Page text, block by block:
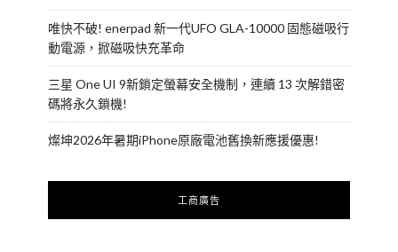
唯快不破! enerpad 新一代UFO GLA-10000 固態磁吸行
動電源，掀磁吸快充革命
三星 One UI 9新鎖定螢幕安全機制，連續 13 次解錯密
碼將永久鎖機!
燦坤2026年暑期iPhone原廠電池舊換新應援優惠!
工商廣告